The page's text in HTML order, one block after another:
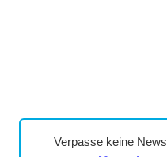
Verpasse keine